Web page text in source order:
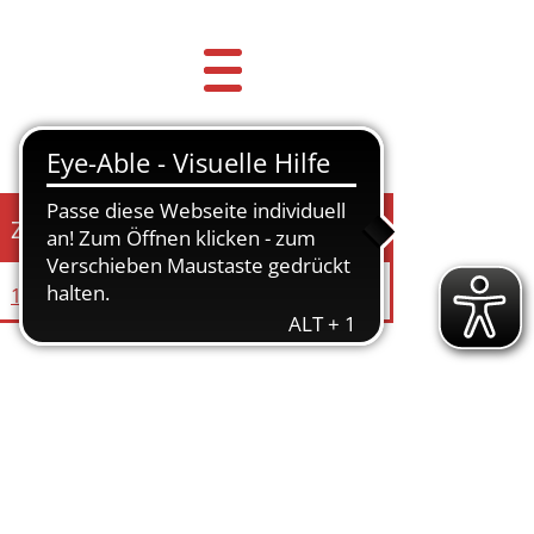
Zuständige Einrichtung
13 Büro des Bürgermeisters